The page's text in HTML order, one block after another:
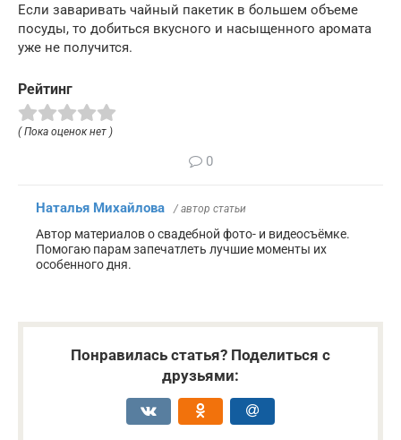
Если заваривать чайный пакетик в большем объеме
посуды, то добиться вкусного и насыщенного аромата
уже не получится.
Рейтинг
( Пока оценок нет )
0
Наталья Михайлова / автор статьи
Автор материалов о свадебной фото- и видеосъёмке.
Помогаю парам запечатлеть лучшие моменты их
особенного дня.
Понравилась статья? Поделиться с
друзьями: